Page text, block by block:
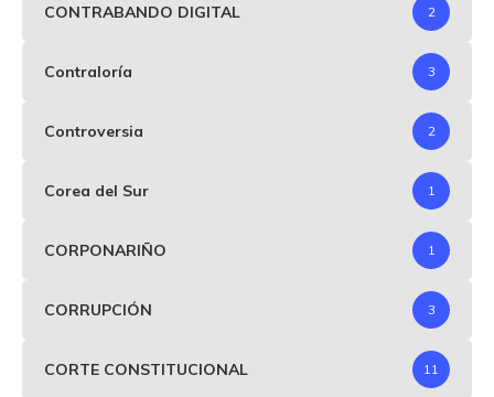
CONTRABANDO DIGITAL 2
Contraloría 3
Controversia 2
Corea del Sur 1
CORPONARIÑO 1
CORRUPCIÓN 3
CORTE CONSTITUCIONAL 11